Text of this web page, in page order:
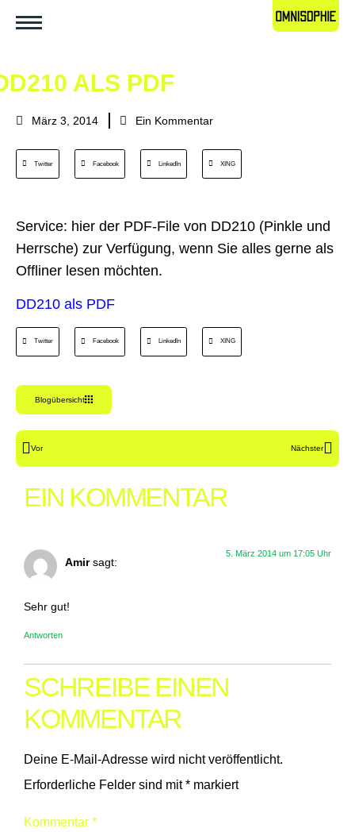
ALS PDF
März 3, 2014 Ein Kommentar
Twitter Facebook LinkedIn XING
Service: hier der PDF-File von DD210 (Pinkle und
Herrsche) zur Verfügung, wenn Sie alles gerne als
Offliner lesen möchten.
DD210 als PDF
Twitter Facebook LinkedIn XING
Blogübersicht
Vor Nächster
EIN KOMMENTAR
Amir sagt:
5. März 2014 um 17:05 Uhr
Sehr gut!
Antworten
SCHREIBE EINEN
KOMMENTAR
Deine E-Mail-Adresse wird nicht veröffentlicht.
Erforderliche Felder sind mit* markiert
Kommentar *